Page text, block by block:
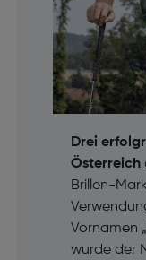
Drei
Österreich
Brillen-
Vornamen
wurde der